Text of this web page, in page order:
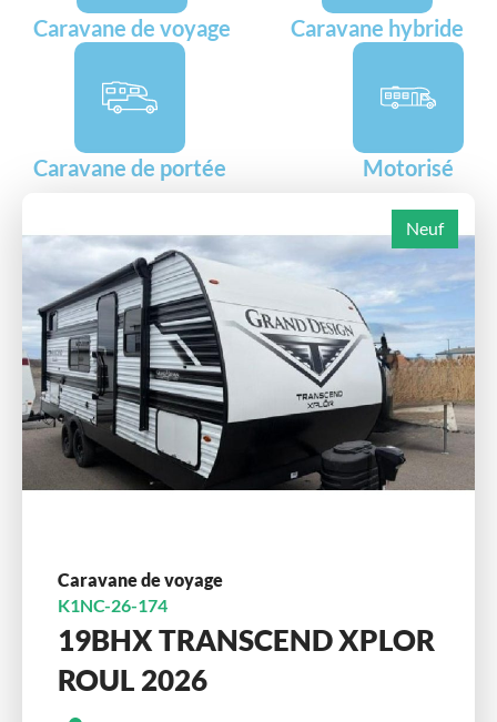
Caravane de voyage Caravane hybride
Caravane de portée Motorisé
Neuf
Caravane de voyage
K1NC-26-174
19BHX TRANSCEND XPLOR
ROUL 2026